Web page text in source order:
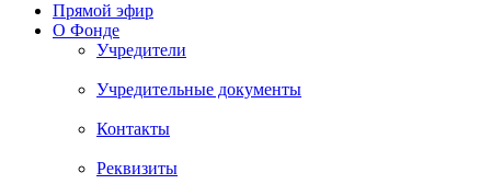
Прямой эфир
О Фонде
Учредители
Учредительные документы
Контакты
Реквизиты